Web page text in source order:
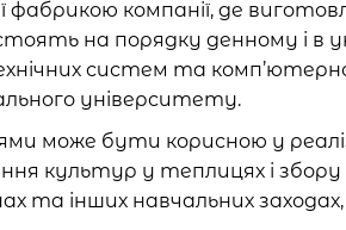
фабрикою компанії, де
на порядку денному і в
систем та
університету.
може бути корисною у
культур у теплицях і збору
та інших навчальних